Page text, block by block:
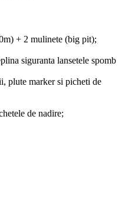
+ 2 mulinete (big pit);
siguranta lansetele spomb
plute marker si picheti de
de nadire;